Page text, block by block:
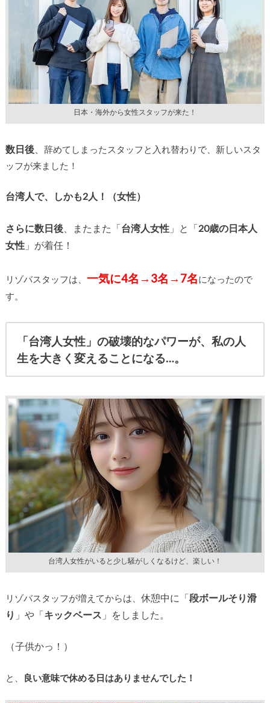
日本・海外から女性スタッフが来た！
数日後、 辞めてしまったスタッフと入れ替わりで、新しいスタ
ッフが来ました！
台湾人で、しかも2人！（女性）
さらに数日後、またまた「台湾人女性」と「20歳の日本人
女性」が着任！
リゾバスタッフは、 一気に4名→3名→7名になったので
す。
「台湾人女性」の破壊的なパワーが、私の人
生を大きく変えることになる…。
台湾人女性がいると少し騒がしくなるけど、楽しい！
リゾバスタッフが増えてからは、 休憩中に「段ボールそり滑
り 」や「キックベース 」をしました。
（子供かっ！）
と、 良い意味で休める日はありませんでした！